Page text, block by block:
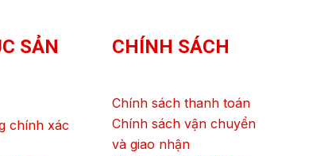
SẢN
chính xác
CHÍNH SÁCH
Chính sách thanh toán
Chính sách vận chuyển
và giao nhận